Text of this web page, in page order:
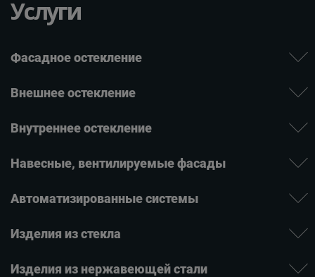
Услуги
Фасадное остекление
Внешнее остекление
Внутреннее остекление
Навесные, вентилируе­мые фасады
Автомати­зиро­ванные системы
Изде­лия ­из стекла
Изделия из нержаве­ющей ­стали